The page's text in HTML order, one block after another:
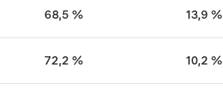
68,5 % 13,9 %
72,2 % 10,2 %